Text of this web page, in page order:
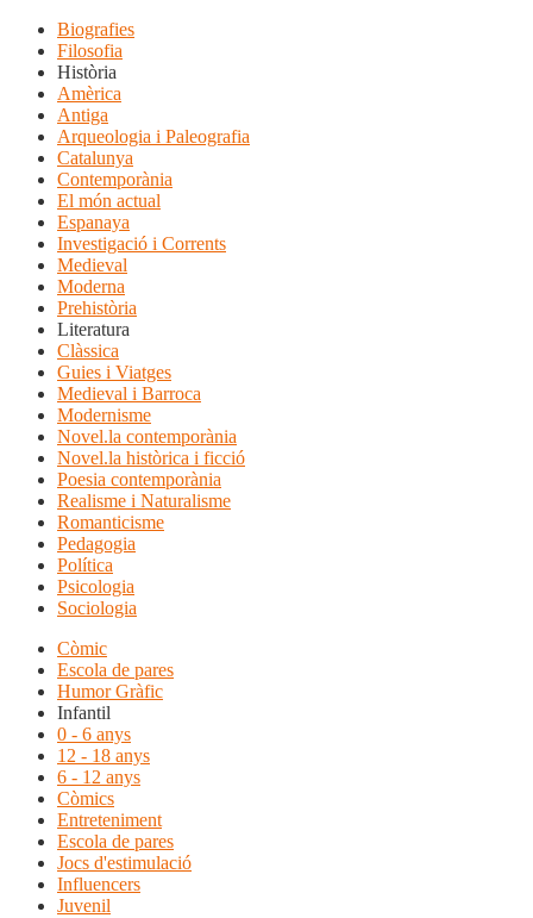
Biografies
Filosofia
Història
Amèrica
Antiga
Arqueologia i Paleografia
Catalunya
Contemporània
El món actual
Espanaya
Investigació i Corrents
Medieval
Moderna
Prehistòria
Literatura
Clàssica
Guies i Viatges
Medieval i Barroca
Modernisme
Novel.la contemporània
Novel.la històrica i ficció
Poesia contemporània
Realisme i Naturalisme
Romanticisme
Pedagogia
Política
Psicologia
Sociologia
Còmic
Escola de pares
Humor Gràfic
Infantil
0 - 6 anys
12 - 18 anys
6 - 12 anys
Còmics
Entreteniment
Escola de pares
Jocs d'estimulació
Influencers
Juvenil